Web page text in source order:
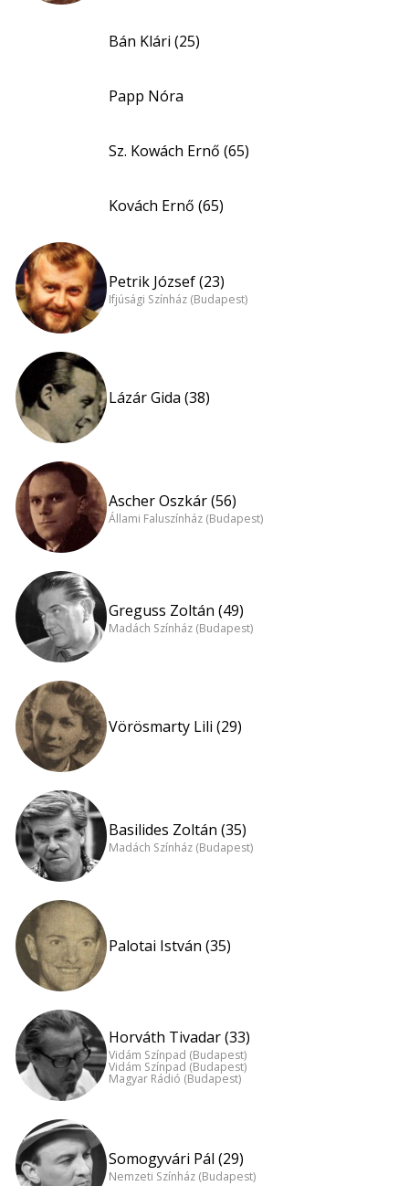
Bán Klári (25)
Papp Nóra
Sz. Kowách Ernő (65)
Kovách Ernő (65)
Petrik József (23)
Ifjúsági Színház (Budapest)
Lázár Gida (38)
Ascher Oszkár (56)
Állami Faluszínház (Budapest)
Greguss Zoltán (49)
Madách Színház (Budapest)
Vörösmarty Lili (29)
Basilides Zoltán (35)
Madách Színház (Budapest)
Palotai István (35)
Horváth Tivadar (33)
Vidám Színpad (Budapest)
Vidám Színpad (Budapest)
Magyar Rádió (Budapest)
Somogyvári Pál (29)
Nemzeti Színház (Budapest)